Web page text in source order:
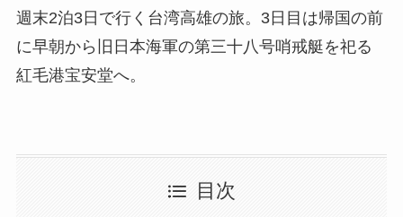
週末2泊3日で行く台湾高雄の旅。3日目は帰国の前
に早朝から旧日本海軍の第三十八号哨戒艇を祀る
紅毛港宝安堂へ。
目次